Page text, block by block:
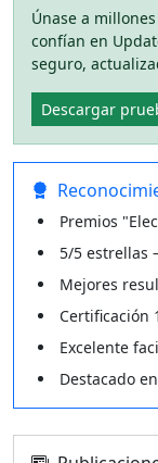
Únase a
confían en
seguro,
Descargar
Premios
5/5 estrellas
Mejores
Certificación
Excelente
Destacado